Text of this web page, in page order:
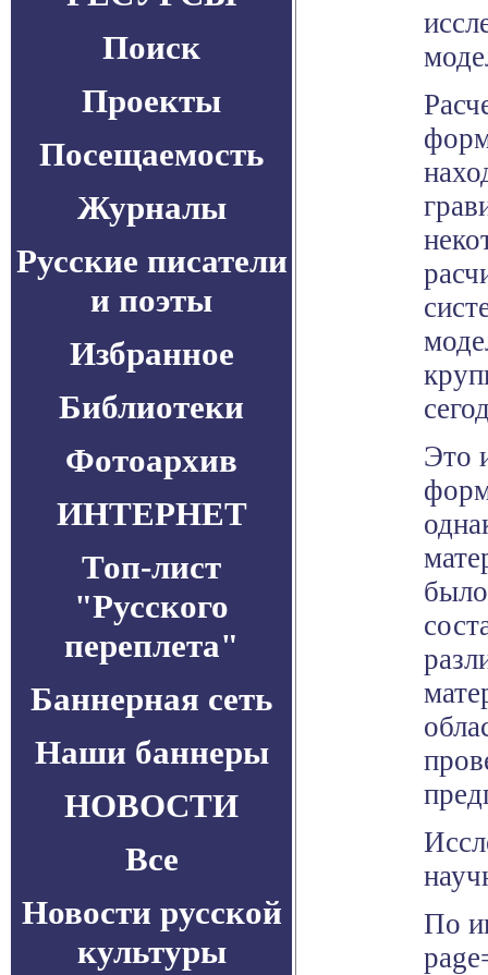
Поиск
Проекты
Посещаемость
Журналы
Русские писатели
и поэты
Избранное
Библиотеки
Фотоархив
ИНТЕРНЕТ
Топ-лист
"Русского
переплета"
Баннерная сеть
Наши баннеры
НОВОСТИ
Все
Новости русской
культуры
Это
По